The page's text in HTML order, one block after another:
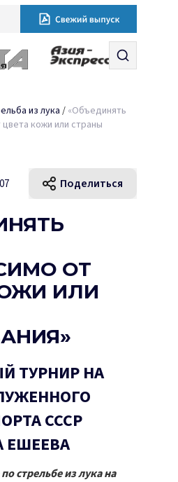
из лука / «Объединять
кожи или страны
Поделиться
ОТ
ИЛИ
ТУРНИР НА
СССР
ЕШЕЕВА
стрельбе из лука на